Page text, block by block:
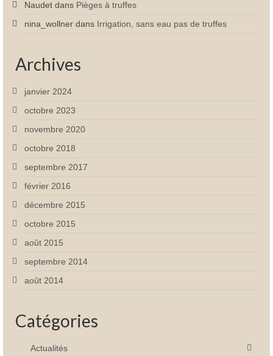
Naudet dans Pièges à truffes
nina_wollner dans Irrigation, sans eau pas de truffes
Archives
janvier 2024
octobre 2023
novembre 2020
octobre 2018
septembre 2017
février 2016
décembre 2015
octobre 2015
août 2015
septembre 2014
août 2014
Catégories
Actualités